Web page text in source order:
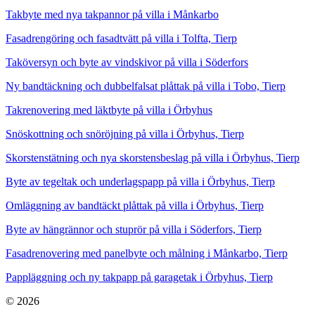
Takbyte med nya takpannor på villa i Månkarbo
Fasadrengöring och fasadtvätt på villa i Tolfta, Tierp
Taköversyn och byte av vindskivor på villa i Söderfors
Ny bandtäckning och dubbelfalsat plåttak på villa i Tobo, Tierp
Takrenovering med läktbyte på villa i Örbyhus
Snöskottning och snöröjning på villa i Örbyhus, Tierp
Skorstenstätning och nya skorstensbeslag på villa i Örbyhus, Tierp
Byte av tegeltak och underlagspapp på villa i Örbyhus, Tierp
Omläggning av bandtäckt plåttak på villa i Örbyhus, Tierp
Byte av hängrännor och stuprör på villa i Söderfors, Tierp
Fasadrenovering med panelbyte och målning i Månkarbo, Tierp
Pappläggning och ny takpapp på garagetak i Örbyhus, Tierp
© 2026